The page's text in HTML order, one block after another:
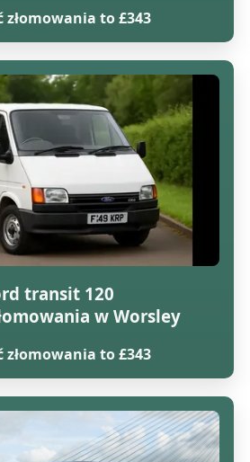
złomowania to £343
transit 120
w Worsley
złomowania to £343